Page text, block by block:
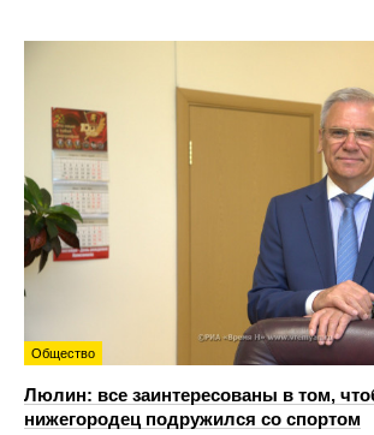
Общество
Люлин: все заинтересованы в том,
нижегородец подружился со спортом